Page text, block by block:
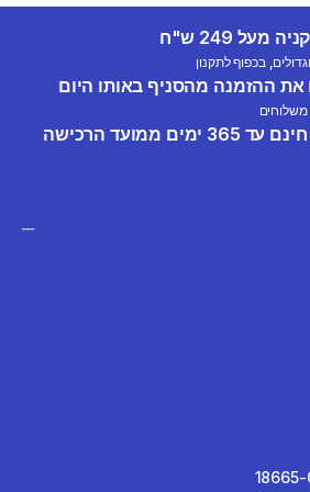
249 ש"ח
בכפוף לתקנון
את ההזמנה מהסניף באותו היום
משלוחים
ממועד הרכישה